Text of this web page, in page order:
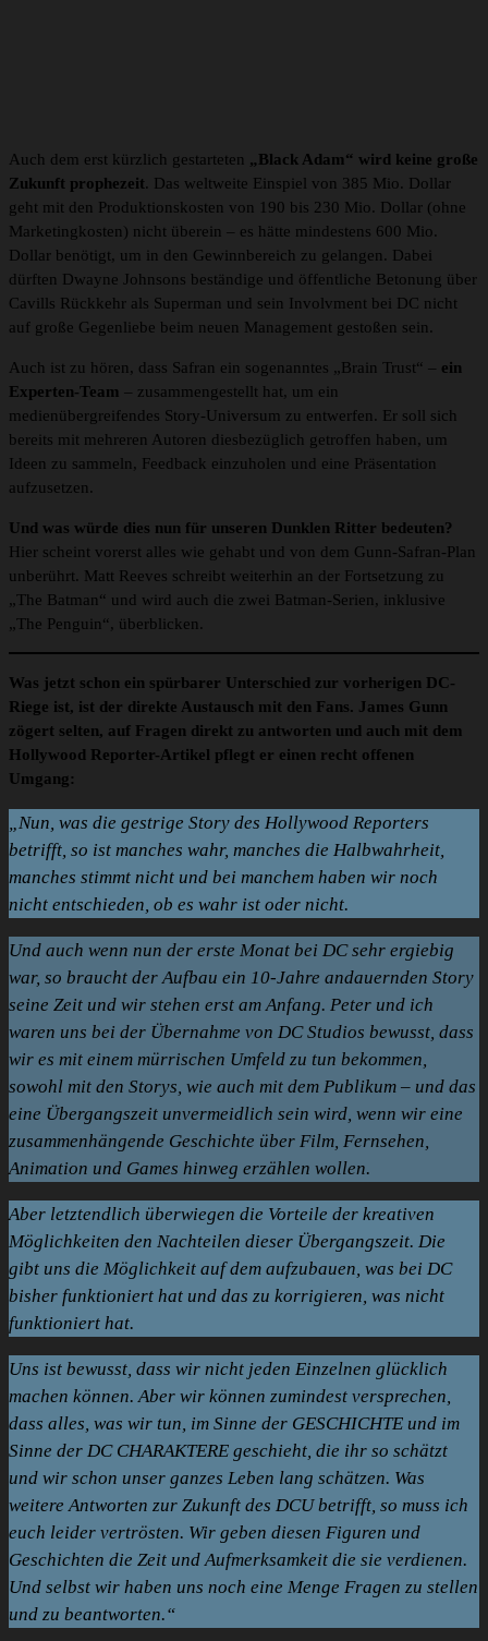
Auch dem erst kürzlich gestarteten „Black Adam“ wird keine große
Zukunft prophezeit. Das weltweite Einspiel von 385 Mio. Dollar
geht mit den Produktionskosten von 190 bis 230 Mio. Dollar (ohne
Marketingkosten) nicht überein – es hätte mindestens 600 Mio.
Dollar benötigt, um in den Gewinnbereich zu gelangen. Dabei
dürften Dwayne Johnsons beständige und öffentliche Betonung über
Cavills Rückkehr als Superman und sein Involvment bei DC nicht
auf große Gegenliebe beim neuen Management gestoßen sein.
Auch ist zu hören, dass Safran ein sogenanntes „Brain Trust“ – ein
Experten-Team – zusammengestellt hat, um ein
medienübergreifendes Story-Universum zu entwerfen. Er soll sich
bereits mit mehreren Autoren diesbezüglich getroffen haben, um
Ideen zu sammeln, Feedback einzuholen und eine Präsentation
aufzusetzen.
Und was würde dies nun für unseren Dunklen Ritter bedeuten?
Hier scheint vorerst alles wie gehabt und von dem Gunn-Safran-Plan
unberührt. Matt Reeves schreibt weiterhin an der Fortsetzung zu
„The Batman“ und wird auch die zwei Batman-Serien, inklusive
„The Penguin“, überblicken.
Was jetzt schon ein spürbarer Unterschied zur vorherigen DC-
Riege ist, ist der direkte Austausch mit den Fans. James Gunn
zögert selten, auf Fragen direkt zu antworten und auch mit dem
Hollywood Reporter-Artikel pflegt er einen recht offenen
Umgang:
„Nun, was die gestrige Story des Hollywood Reporters
betrifft, so ist manches wahr, manches die Halbwahrheit,
manches stimmt nicht und bei manchem haben wir noch
nicht entschieden, ob es wahr ist oder nicht.
Und auch wenn nun der erste Monat bei DC sehr ergiebig
war, so braucht der Aufbau ein 10-Jahre andauernden Story
seine Zeit und wir stehen erst am Anfang. Peter und ich
waren uns bei der Übernahme von DC Studios bewusst, dass
wir es mit einem mürrischen Umfeld zu tun bekommen,
sowohl mit den Storys, wie auch mit dem Publikum – und das
eine Übergangszeit unvermeidlich sein wird, wenn wir eine
zusammenhängende Geschichte über Film, Fernsehen,
Animation und Games hinweg erzählen wollen.
Aber letztendlich überwiegen die Vorteile der kreativen
Möglichkeiten den Nachteilen dieser Übergangszeit. Die
gibt uns die Möglichkeit auf dem aufzubauen, was bei DC
bisher funktioniert hat und das zu korrigieren, was nicht
funktioniert hat.
Uns ist bewusst, dass wir nicht jeden Einzelnen glücklich
machen können. Aber wir können zumindest versprechen,
dass alles, was wir tun, im Sinne der GESCHICHTE und im
Sinne der DC CHARAKTERE geschieht, die ihr so schätzt
und wir schon unser ganzes Leben lang schätzen. Was
weitere Antworten zur Zukunft des DCU betrifft, so muss ich
euch leider vertrösten. Wir geben diesen Figuren und
Geschichten die Zeit und Aufmerksamkeit die sie verdienen.
Und selbst wir haben uns noch eine Menge Fragen zu stellen
und zu beantworten.“